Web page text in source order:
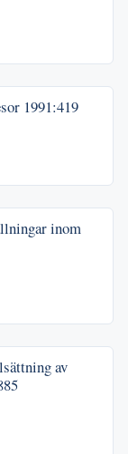
1991:419
inom
av